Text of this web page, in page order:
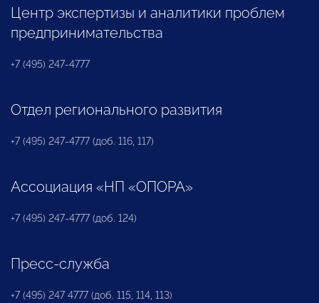
Центр экспертизы и аналитики проблем
предпринимательства
+7 (495) 247-4777
Отдел регионального развития
+7 (495) 247-4777 (доб. 116, 117)
Ассоциация «НП «ОПОРА»
+7 (495) 247-4777 (доб. 124)
Пресс-служба
+7 (495) 247 4777 (доб. 115, 114, 113)